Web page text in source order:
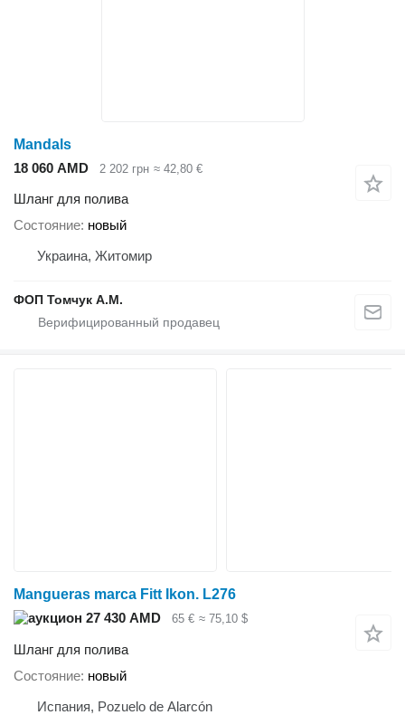
Mandals
18 060 AMD
2 202 грн ≈ 42,80 €
Шланг для полива
Состояние новый
Украина, Житомир
ФОП Томчук А.М.
Mangueras marca Fitt Ikon. L276
27 430 AMD
65 € ≈ 75,10 $
Шланг для полива
Состояние новый
Испания, Pozuelo de Alarcón